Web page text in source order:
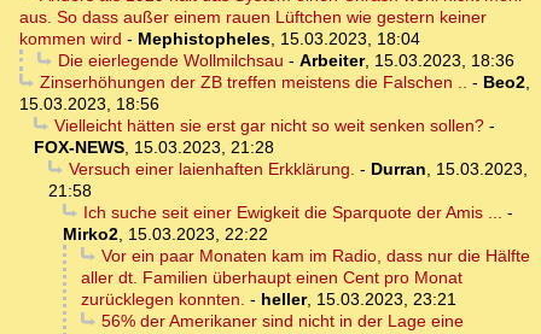
aus. So dass außer einem rauen Lüftchen wie gestern keiner
kommen wird - Mephistopheles, 15.03.2023, 18:04
Die eierlegende Wollmilchsau - Arbeiter, 15.03.2023, 18:36
Zinserhöhungen der ZB treffen meistens die Falschen .. - Beo2,
15.03.2023, 18:56
Vielleicht hätten sie erst gar nicht so weit senken sollen?-
FOX-NEWS, 15.03.2023, 21:28
Versuch einer laienhaften Erkklärung. - Durran, 15.03.2023,
21:58
Ich suche seit einer Ewigkeit die Sparquote der Amis ... -
Mirko2, 15.03.2023, 22:22
Vor ein paar Monaten kam im Radio, dass nur die Hälfte
aller dt. Familien überhaupt einen Cent pro Monat
zurücklegen konnten. - heller, 15.03.2023, 23:21
56% der Amerikaner sind nicht in der Lage eine